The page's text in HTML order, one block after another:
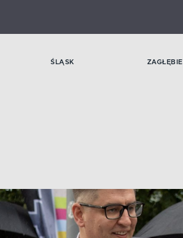
ŚLĄSK ZAGŁĘBIE